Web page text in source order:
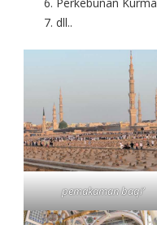
dll..
pemakaman baqi’